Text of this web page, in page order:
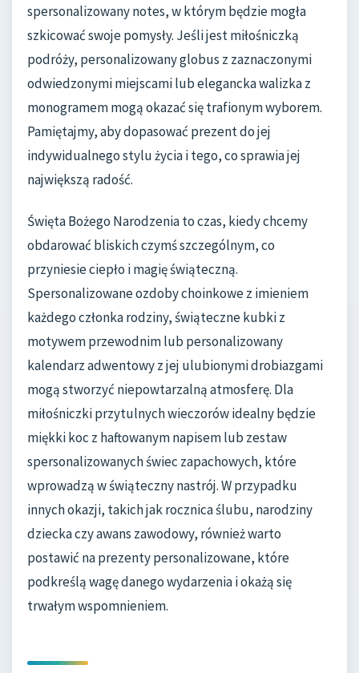
spersonalizowany notes, w którym będzie mogła
szkicować swoje pomysły. Jeśli jest miłośniczką
podróży, personalizowany globus z zaznaczonymi
odwiedzonymi miejscami lub elegancka walizka z
monogramem mogą okazać się trafionym wyborem.
Pamiętajmy, aby dopasować prezent do jej
indywidualnego stylu życia i tego, co sprawia jej
największą radość.
Święta Bożego Narodzenia to czas, kiedy chcemy
obdarować bliskich czymś szczególnym, co
przyniesie ciepło i magię świąteczną.
Spersonalizowane ozdoby choinkowe z imieniem
każdego członka rodziny, świąteczne kubki z
motywem przewodnim lub personalizowany
kalendarz adwentowy z jej ulubionymi drobiazgami
mogą stworzyć niepowtarzalną atmosferę. Dla
miłośniczki przytulnych wieczorów idealny będzie
miękki koc z haftowanym napisem lub zestaw
spersonalizowanych świec zapachowych, które
wprowadzą w świąteczny nastrój. W przypadku
innych okazji, takich jak rocznica ślubu, narodziny
dziecka czy awans zawodowy, również warto
postawić na prezenty personalizowane, które
podkreślą wagę danego wydarzenia i okażą się
trwałym wspomnieniem.